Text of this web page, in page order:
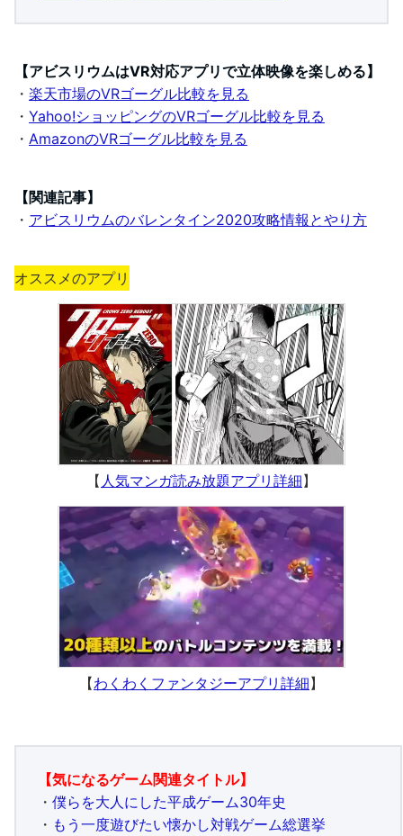
【アビスリウムはVR対応アプリで立体映像を楽しめる】
・ 楽天市場のVRゴーグル比較を見る
・ Yahoo!ショッピングのVRゴーグル比較を見る
・ AmazonのVRゴーグル比較を見る
【関連記事】
・ アビスリウムのバレンタイン2020攻略情報とやり方
オススメのアプリ
【 人気マンガ読み放題アプリ詳細】
【わくわくファンタジーアプリ詳細】
【気になるゲーム関連タイトル】
・ 僕らを大人にした平成ゲーム30年史
・ もう一度遊びたい懐かし対戦ゲーム総選挙